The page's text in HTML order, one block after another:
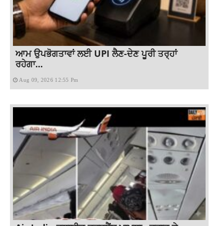
ਆਮ ਉਪਭੋਗਤਾਵਾਂ ਲਈ UPI ਲੈਣ-ਦੇਣ ਪੂਰੀ ਤਰ੍ਹਾਂ
ਰਹੇਗਾ...
Aug 09, 2026 12:55 Pm